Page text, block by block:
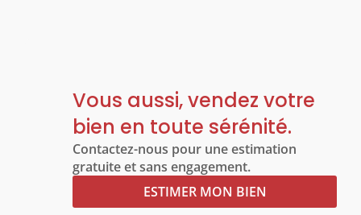
Vous aussi, vendez votre
bien en toute sérénité.
Contactez-nous pour une estimation
gratuite et sans engagement.
ESTIMER MON BIEN